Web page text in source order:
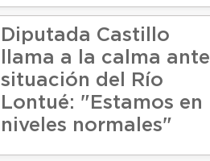
Diputada Castillo
llama a la calma ante
situación del Río
Lontué: "Estamos en
niveles normales"